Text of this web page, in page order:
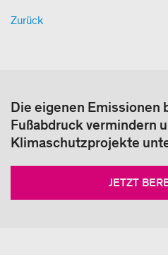
Zurück
Die eigenen Emissionen
Fußabdruck vermindern
Klimaschutzprojekte
JETZT